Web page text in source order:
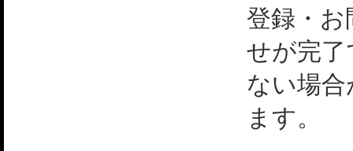
登録・
せが完
ない場
ます。